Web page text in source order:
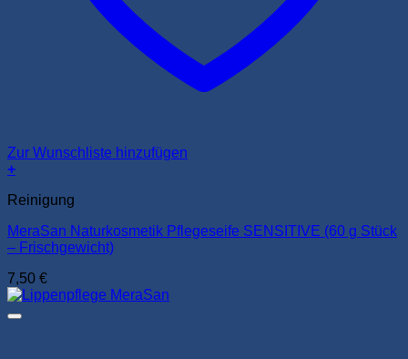
Zur Wunschliste hinzufügen
+
Reinigung
MeraSan Naturkosmetik Pflegeseife SENSITIVE (60 g Stück
– Frischgewicht)
7,50 €